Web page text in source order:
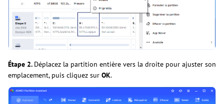
Étape 2. Déplacez la partition entière vers la droite pour ajuster son
emplacement, puis cliquez sur OK.